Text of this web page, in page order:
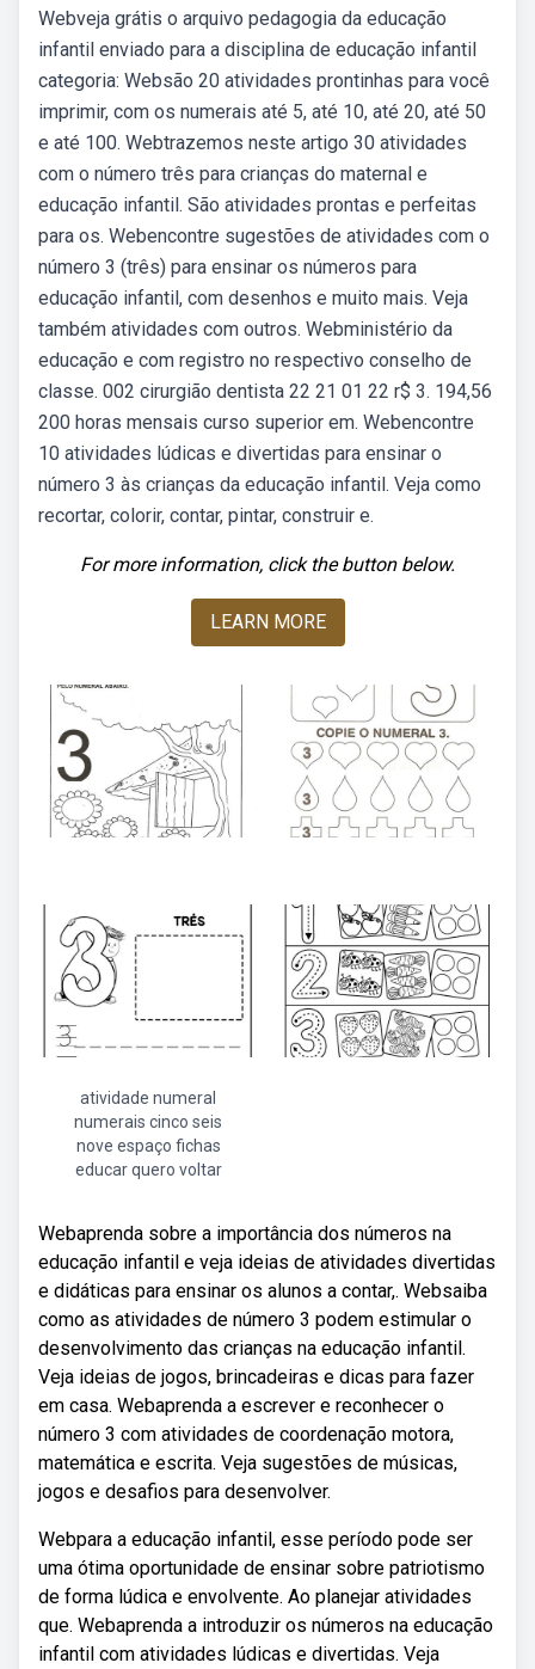
Webveja grátis o arquivo pedagogia da educação
infantil enviado para a disciplina de educação infantil
categoria: Websão 20 atividades prontinhas para você
imprimir, com os numerais até 5, até 10, até 20, até 50
e até 100. Webtrazemos neste artigo 30 atividades
com o número três para crianças do maternal e
educação infantil. São atividades prontas e perfeitas
para os. Webencontre sugestões de atividades com o
número 3 (três) para ensinar os números para
educação infantil, com desenhos e muito mais. Veja
também atividades com outros. Webministério da
educação e com registro no respectivo conselho de
classe. 002 cirurgião dentista 22 21 01 22 r$ 3. 194,56
200 horas mensais curso superior em. Webencontre
10 atividades lúdicas e divertidas para ensinar o
número 3 às crianças da educação infantil. Veja como
recortar, colorir, contar, pintar, construir e.
For more information, click the button below.
LEARN MORE
atividade numeral
numerais cinco seis
nove espaço fichas
educar quero voltar
Webaprenda sobre a importância dos números na
educação infantil e veja ideias de atividades divertidas
e didáticas para ensinar os alunos a contar,. Websaiba
como as atividades de número 3 podem estimular o
desenvolvimento das crianças na educação infantil.
Veja ideias de jogos, brincadeiras e dicas para fazer
em casa. Webaprenda a escrever e reconhecer o
número 3 com atividades de coordenação motora,
matemática e escrita. Veja sugestões de músicas,
jogos e desafios para desenvolver.
Webpara a educação infantil, esse período pode ser
uma ótima oportunidade de ensinar sobre patriotismo
de forma lúdica e envolvente. Ao planejar atividades
que. Webaprenda a introduzir os números na educação
infantil com atividades lúdicas e divertidas. Veja